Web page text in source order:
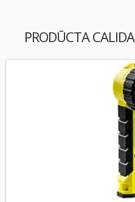
PRODŪCTA CALIDA